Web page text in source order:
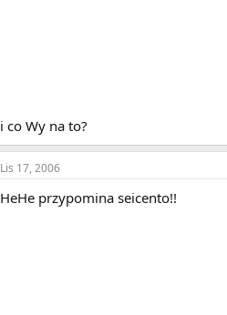
i co Wy na to?
Lis 17, 2006
HeHe przypomina seicento!!